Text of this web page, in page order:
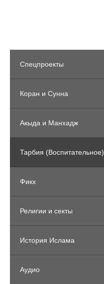
Спецпроекты
Коран и Сунна
Акыда и Манхадж
Тарбия (Воспитательное)
Фикх
Религии и секты
История Ислама
Аудио